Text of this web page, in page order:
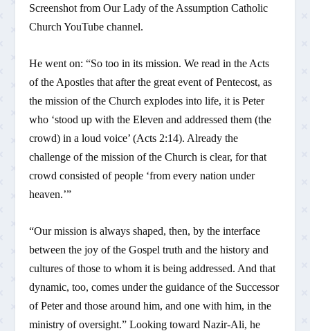
Screenshot from Our Lady of the Assumption Catholic
Church YouTube channel.
He went on: “So too in its mission. We read in the Acts
of the Apostles that after the great event of Pentecost, as
the mission of the Church explodes into life, it is Peter
who ‘stood up with the Eleven and addressed them (the
crowd) in a loud voice’ (Acts 2:14). Already the
challenge of the mission of the Church is clear, for that
crowd consisted of people ‘from every nation under
heaven.’”
“Our mission is always shaped, then, by the interface
between the joy of the Gospel truth and the history and
cultures of those to whom it is being addressed. And that
dynamic, too, comes under the guidance of the Successor
of Peter and those around him, and one with him, in the
ministry of oversight.” Looking toward Nazir-Ali, he